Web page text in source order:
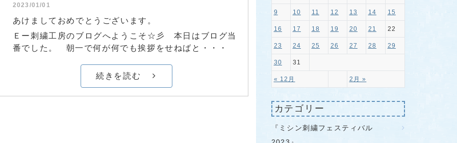
2023/01/01
あけましておめでとうございます。
Ｅー刺繍工房のブログへようこそ☆彡 本日はブログ当
番でした。 朝一で何が何でも挨拶をせねばと・・・
続きを読む « 12月 2月 »
9 10 11 12 13 14 15
16 17 18 19 20 21 22
23 24 25 26 27 28 29
30 31
カテゴリー
『ミシン刺繍フェスティバル